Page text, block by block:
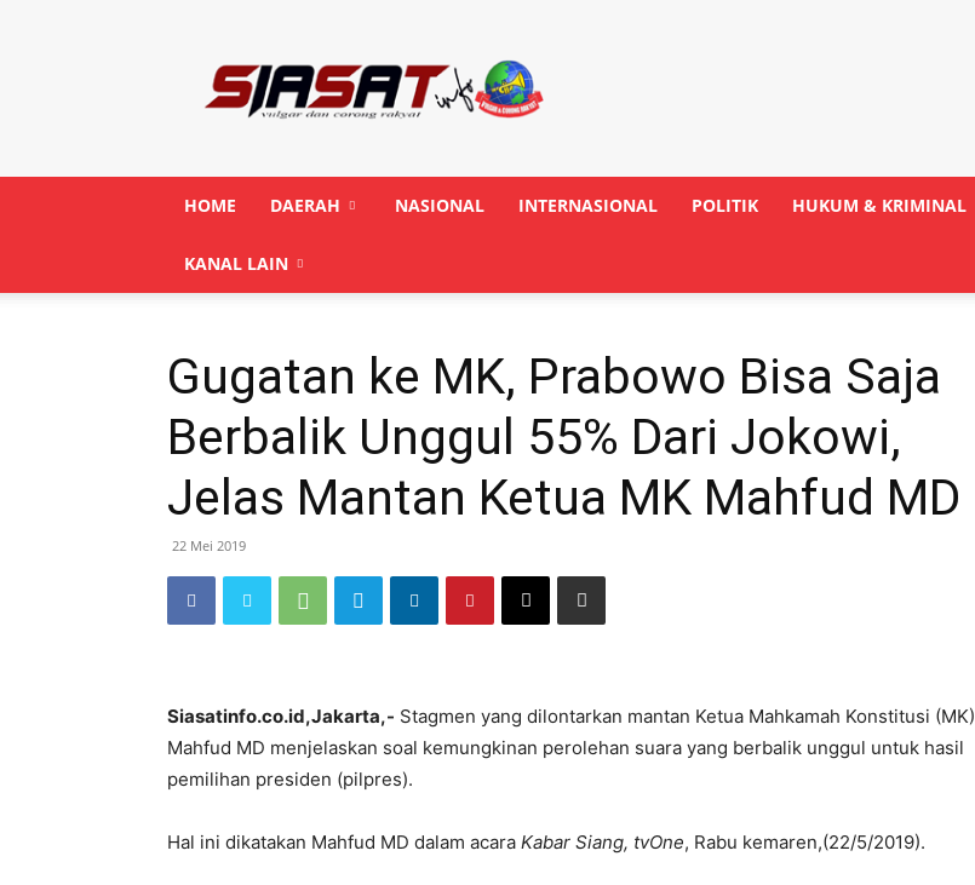
HOME DAERAH NASIONAL INTERNASIONAL POLITIK HUKUM & KRIMINAL
KANAL LAIN
Gugatan ke MK, Prabowo Bisa Saja
Berbalik Unggul 55% Dari Jokowi,
Jelas Mantan Ketua MK Mahfud MD
22 Mei 2019
Siasatinfo.co.id,Jakarta,- Stagmen yang dilontarkan mantan Ketua Mahkamah Konstitusi (MK)
Mahfud MD menjelaskan soal kemungkinan perolehan suara yang berbalik unggul untuk hasil
pemilihan presiden (pilpres).
Hal ini dikatakan Mahfud MD dalam acara Kabar Siang, tvOne, Rabu kemaren,(22/5/2019).